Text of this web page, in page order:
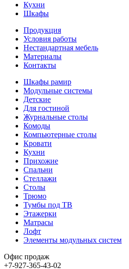
Кухни
Шкафы
Продукция
Условия работы
Нестандартная мебель
Материалы
Контакты
Шкафы рамир
Модульные системы
Детские
Для гостиной
Журнальные столы
Комоды
Компьютерные столы
Кровати
Кухни
Прихожие
Спальни
Стеллажи
Столы
Трюмо
Тумбы под ТВ
Этажерки
Матрасы
Лофт
Элементы модульных систем
Офис продаж
+7-927-365-43-02